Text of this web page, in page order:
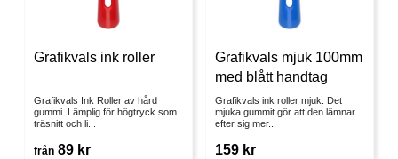
Grafikvals ink roller
Grafikvals Ink Roller av hård
gummi. Lämplig för högtryck som
träsnitt och li...
från 89 kr
Grafikvals mjuk 100mm
med blått handtag
Grafikvals ink roller mjuk. Det
mjuka gummit gör att den lämnar
efter sig mer...
159 kr